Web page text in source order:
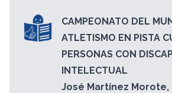
CAMPEONATO DEL
ATLETISMO EN PISTA
PERSONAS CON
INTELECTUAL
José Martínez Morote,